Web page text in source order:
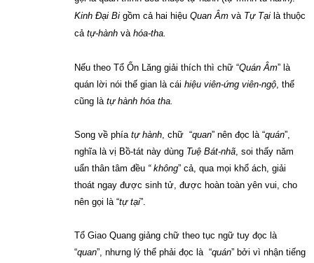
Kinh Đại Bi gồm cả hai hiệu Quan Âm và Tự Tại là thuộc
cả tự-hành và hóa-tha.
Nếu theo Tổ Ổn Lăng giải thích thì chữ “Quán Âm” là
quán lời nói thế gian là cái hiệu viên-ứng viên-ngộ, thế
cũng là tự hành hóa tha.
Song về phía tự hành, chữ “quan” nên đọc là “quán”,
nghĩa là vị Bồ-tát này dùng Tuệ Bát-nhã, soi thấy năm
uẩn thân tâm đều “ không” cả, qua mọi khổ ách, giải
thoát ngay được sinh tử, được hoàn toàn yên vui, cho
nên gọi là “tự tại”.
Tổ Giao Quang giảng chữ theo tục ngữ tuy đọc là
“quan”, nhưng lý thể phải đọc là “quán” bởi vì nhận tiếng